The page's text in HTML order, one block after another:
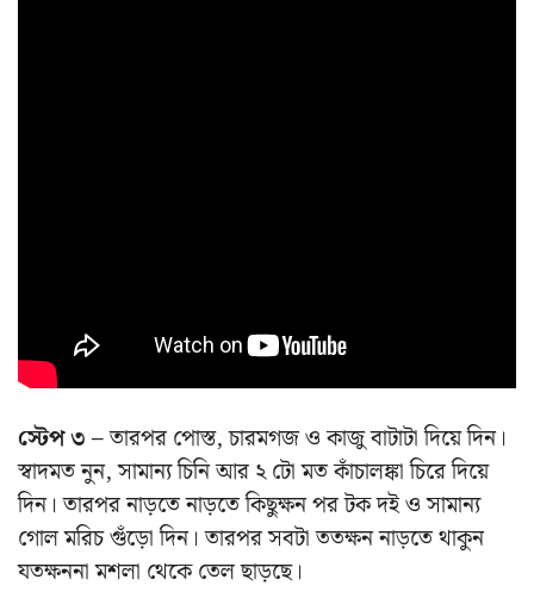
স্টেপ ৩ –তারপর পোস্ত, চারমগজ ও কাজু বাটাটা দিয়ে দিন।
স্বাদমত নুন, সামান্য চিনি আর ২ টো মত কাঁচালঙ্কা চিরে দিয়ে
দিন। তারপর নাড়তে নাড়তে কিছুক্ষন পর টক দই ও সামান্য
গোল মরিচ গুঁড়ো দিন। তারপর সবটা ততক্ষন নাড়তে থাকুন
যতক্ষননা মশলা থেকে তেল ছাড়ছে।